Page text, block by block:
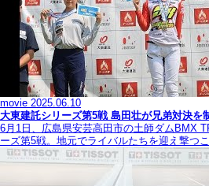
movie 2025.06.10
大東建託シリーズ第5戦 島田壮が兄弟対決を
6月1日、広島県安芸高田市の土師ダムBMX
ーズ第5戦。地元でライバルたちを迎え撃つ